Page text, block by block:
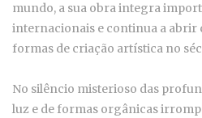
mundo, a sua obra integra
internacionais e continua a abrir
formas de criação artística no
No silêncio misterioso das
luz e de formas orgânicas